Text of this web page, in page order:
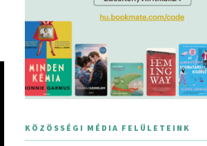
KÖZÖSSÉGI MÉDIA FELÜLETEINK